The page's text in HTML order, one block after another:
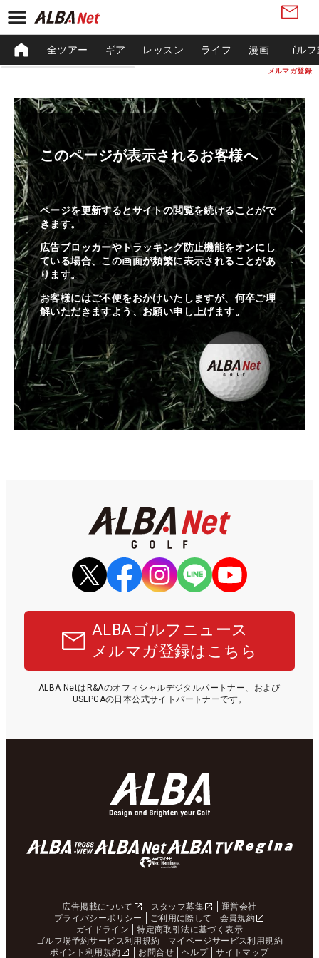
メルマガ登録
全ツアー ギア レッスン ライフ 漫画 ゴル
このページが表示されるお客様へ
ページを更新するとサイトの閲覧を続けることがで
きます。
広告ブロッカーやトラッキング防止機能をオンにし
ている場合、この画面が頻繁に表示されることがあ
ります。
お客様にはご不便をおかけいたしますが、何卒ご理
解いただきますよう、お願い申し上げます。
ALBAゴルフニュース
メルマガ登録はこちら
ALBA NetはR&Aのオフィシャルデジタルパートナー、および
USLPGAの日本公式サイトパートナーです。
広告掲載について スタッフ募集
運営会社
プライバシーポリシー
ご利用に際して
会員規約
ガイドライン
特定商取引法に基づく表示
ゴルフ場予約サービス利用規約
マイページサービス利用規約
ポイント利用規約
お問合せ ヘルプ サイトマップ